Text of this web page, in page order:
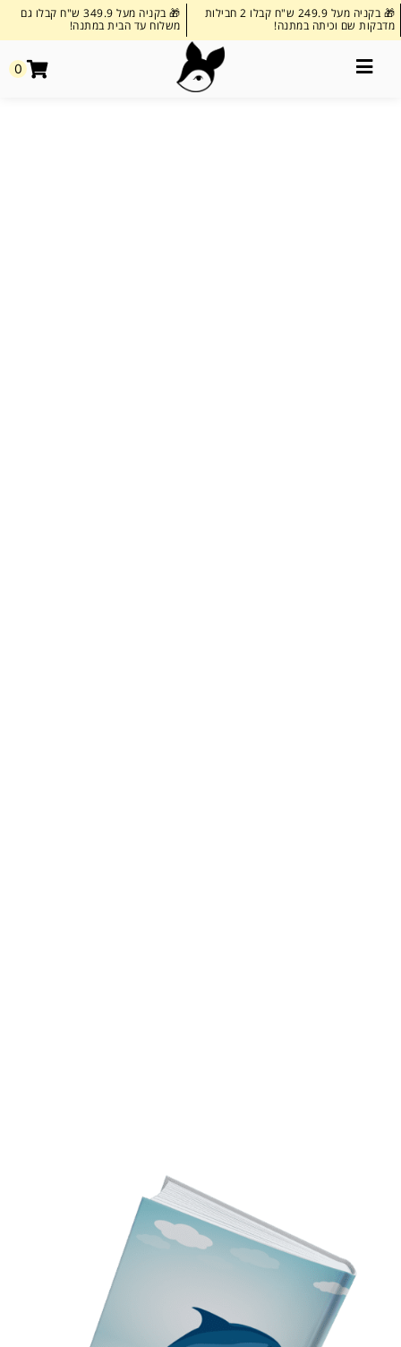
🎁 בקניה מעל 249.9 ש"ח קבלו 2 חבילות
מדבקות שם וכיתה במתנה!
🎁 בקניה מעל 349.9 ש"ח קבלו גם
משלוח עד הבית במתנה!
0